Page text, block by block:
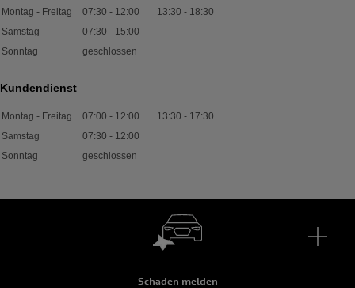
Montag - Freitag 07:30 - 12:00 13:30 - 18:30
Samstag
07:30 - 15:00
Sonntag
geschlossen
Kundendienst
Montag - Freitag 07:00 - 12:00 13:30 - 17:30
Samstag
07:30 - 12:00
Sonntag
geschlossen
Schaden melden